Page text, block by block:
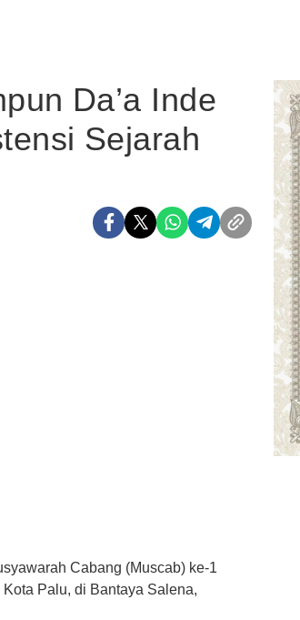
Da’a Inde
Sejarah
Cabang (Muscab) ke-1
Palu, di Bantaya Salena,